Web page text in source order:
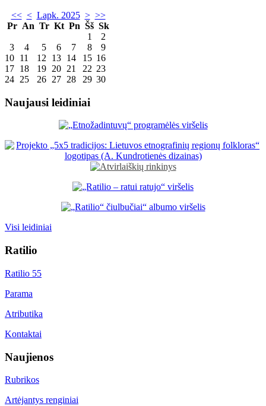
<< < Lapk. 2025 > >>
Pr An Tr Kt Pn Šš Sk
1
2
3
4 5 6 7 8
9
10 11 12 13 14 15 16
17 18 19 20 21 22 23
24 25 26 27 28 29 30
Naujausi leidiniai
Visi leidiniai
Ratilio
Ratilio 55
Parama
Atributika
Kontaktai
Naujienos
Rubrikos
Artėjantys renginiai